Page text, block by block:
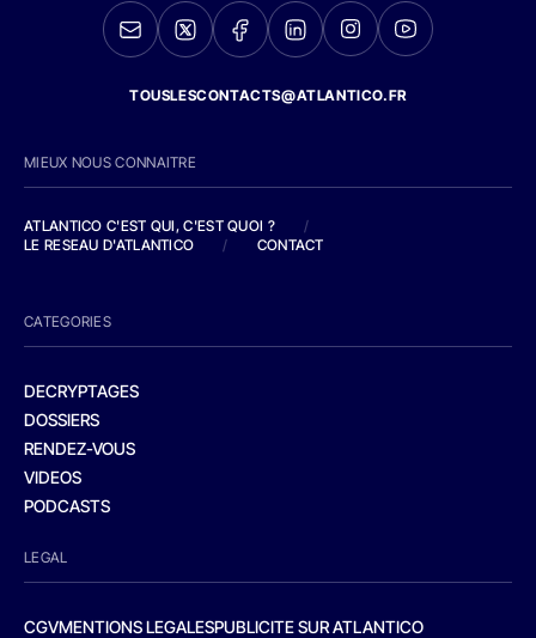
TOUSLESCONTACTS@ATLANTICO.FR
MIEUX NOUS CONNAITRE
ATLANTICO C'EST QUI, C'EST QUOI ?
/
LE RESEAU D'ATLANTICO
/ CONTACT
CATEGORIES
DECRYPTAGES
DOSSIERS
RENDEZ-VOUS
VIDEOS
PODCASTS
LEGAL
CGVMENTIONS LEGALESPUBLICITE SUR ATLANTICO